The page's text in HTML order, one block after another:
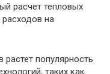
расчет тепловых
расходов на
популярность
таких как